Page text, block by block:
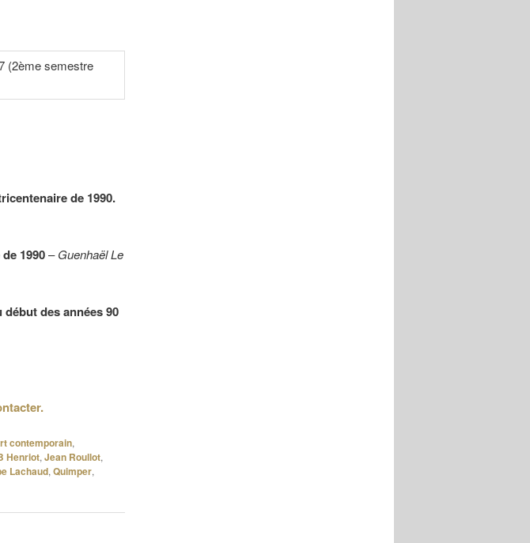
de 1990.
1990 –Guenhaël Le
des années 90
contemporain,
Henriot, Jean Roullot,
Lachaud, Quimper,